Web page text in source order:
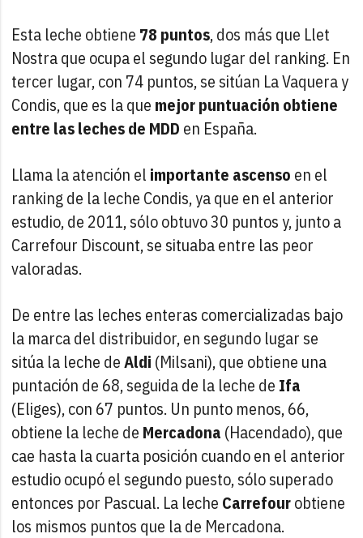
Esta leche obtiene 78 puntos, dos más que Llet
Nostra que ocupa el segundo lugar del ranking. En
tercer lugar, con 74 puntos, se sitúan La Vaquera y
Condis, que es la que mejor puntuación obtiene
entre las leches de MDD en España.
Llama la atención el importante ascenso en el
ranking de la leche Condis, ya que en el anterior
estudio, de 2011, sólo obtuvo 30 puntos y, junto a
Carrefour Discount, se situaba entre las peor
valoradas.
De entre las leches enteras comercializadas bajo
la marca del distribuidor, en segundo lugar se
sitúa la leche deAldi (Milsani), que obtiene una
puntación de 68, seguida de la leche de Ifa
(Eliges), con 67 puntos. Un punto menos, 66,
obtiene la leche de Mercadona (Hacendado), que
cae hasta la cuarta posición cuando en el anterior
estudio ocupó el segundo puesto, sólo superado
entonces por Pascual. La leche Carrefourobtiene
los mismos puntos que la de Mercadona.